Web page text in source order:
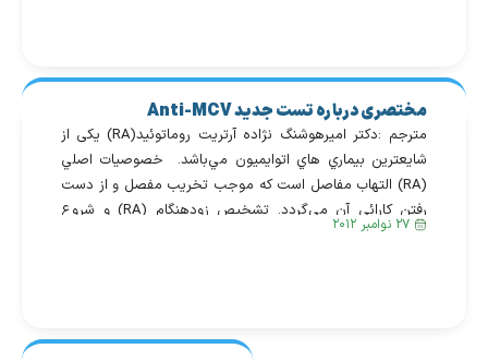
مختصری درباره تست جديد Anti-MCV
مترجم :دكتر اميرهوشنگ نژاده آرتريت روماتوئيد(RA) يكی از
شايعترين بيماري هاي اتوايميون مي‌باشد. خصوصيات اصلي
(RA) التهاب مفاصل است كه موجب تخريب مفصل و از دست
رفتن كارائي آن مي‌گردد. تشخيص زودهنگام (RA) و شروع
سريع درمان مناسب آن يكي از مهم‌ترين راههاي جلوگيري از
۲۷ نوامبر ۲۰۱۲